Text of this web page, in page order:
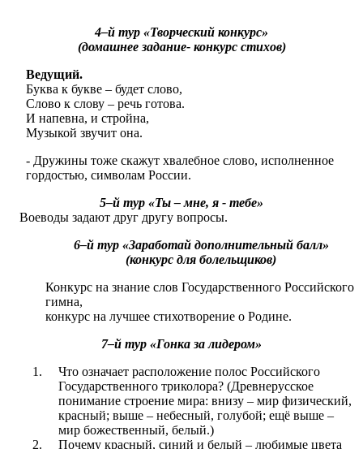
4–й тур «Творческий конкурс»
(домашнее задание- конкурс стихов)
Ведущий.
Буква к букве – будет слово,
Слово к слову – речь готова.
И напевна, и стройна,
Музыкой звучит она.
- Дружины тоже скажут хвалебное слово, исполненное
гордостью, символам России.
5–й тур «Ты – мне, я - тебе»
Воеводы задают друг другу вопросы.
6–й тур «Заработай дополнительный балл»
(конкурс для болельщиков)
Конкурс на знание слов Государственного Российского
гимна,
конкурс на лучшее стихотворение о Родине.
7–й тур «Гонка за лидером»
Что означает расположение полос Российского
Государственного триколора? (Древнерусское
понимание строение мира: внизу – мир физический,
красный; выше – небесный, голубой; ещё выше –
мир божественный, белый.)
Почему красный, синий и белый – любимые цвета